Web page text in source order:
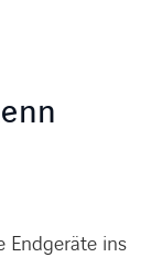
Endgeräte ins